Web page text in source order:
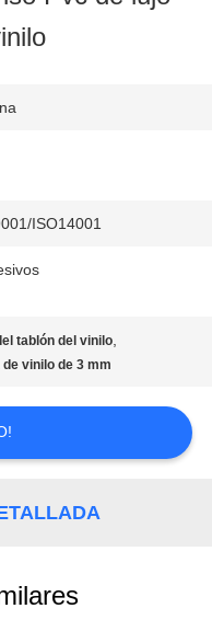
ISO14001
tablón del vinilo,
vinilo de 3 mm